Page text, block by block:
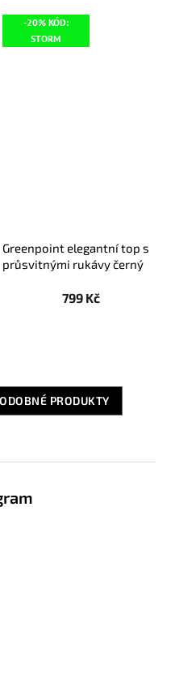
-20% KÓD:
STORM
Greenpoint elegantní top s
průsvitnými rukávy černý
799 Kč
PRODUKTY